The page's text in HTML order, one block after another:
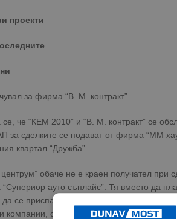
проекти
за фирма “В. М. контракт”.
се, че “КЕМ 2010” и “В. М. контракт” се
за сделките се подават от фирма “ММ
квартал “Дружба”.
обаче не е краен получател при
ауто съплайс”. Тя вместо да
да се приспаднат от сделките с “Ен Би
компании, свързани с източване на ДДС.